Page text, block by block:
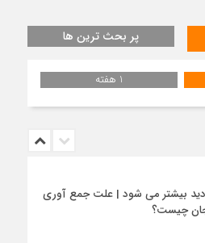
پر بحث ترین ها
1 هفته
بیشتر می شود | علت جمع آوری
چیست؟